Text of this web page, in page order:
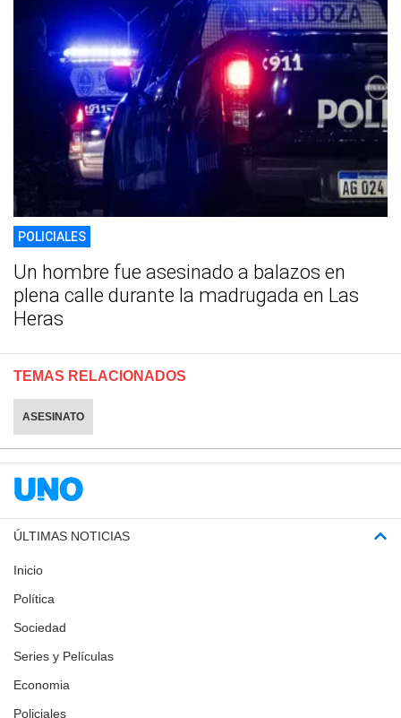
POLICIALES
Un hombre fue asesinado a balazos en
plena calle durante la madrugada en Las
Heras
TEMAS RELACIONADOS
ASESINATO
ÚLTIMAS NOTICIAS
Inicio
Política
Sociedad
Series y Películas
Economia
Policiales